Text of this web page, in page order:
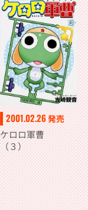
2001.02.26発売
ケロロ軍曹
（３）